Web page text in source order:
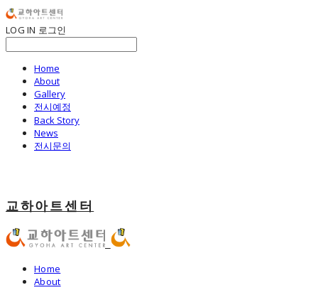
LOG IN 로그인
Home
About
Gallery
전시예정
Back Story
News
전시문의
교하아트센터
Home
About